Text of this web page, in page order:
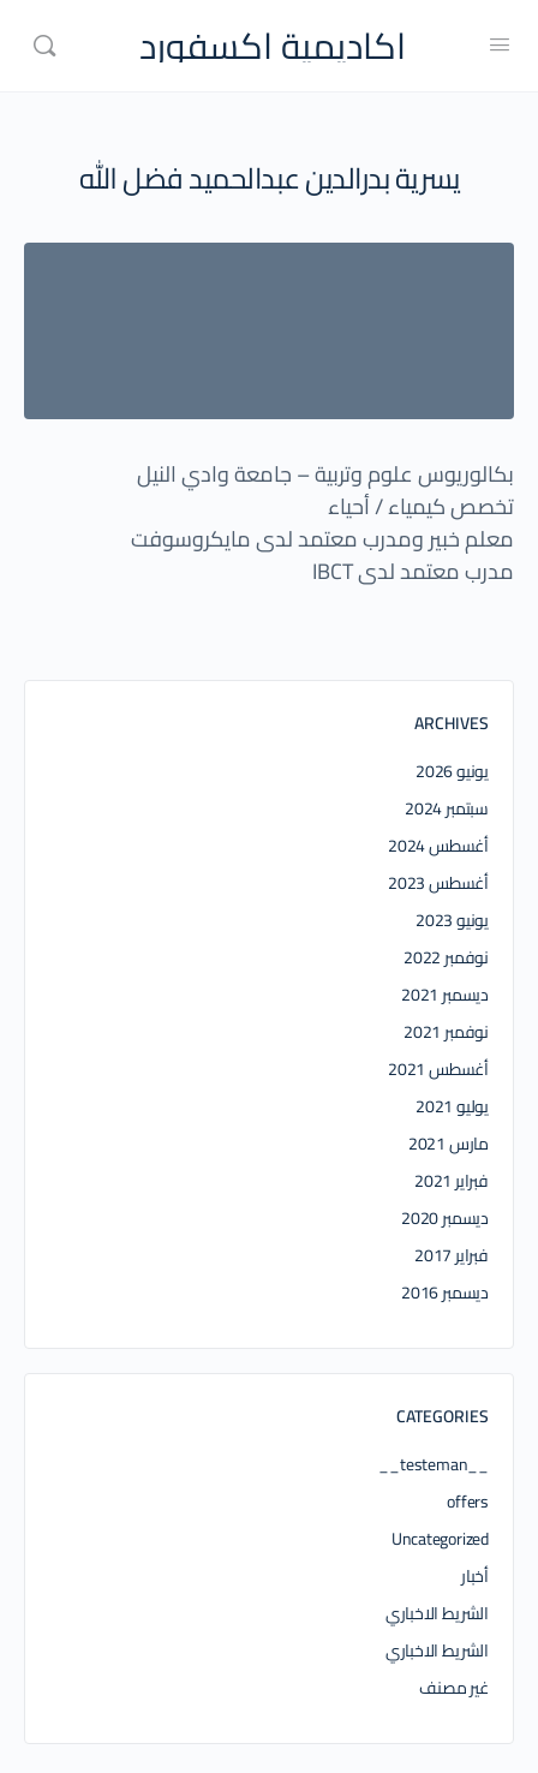
اكاديمية اكسفورد
يسرية بدرالدين عبدالحميد فضل الله
بكالوريوس علوم وتربية – جامعة وادي النيل
تخصص كيمياء / أحياء
معلم خبير ومدرب معتمد لدى مايكروسوفت
مدرب معتمد لدى IBCT
ARCHIVES
يونيو 2026
سبتمبر 2024
أغسطس 2024
أغسطس 2023
يونيو 2023
نوفمبر 2022
ديسمبر 2021
نوفمبر 2021
أغسطس 2021
يوليو 2021
مارس 2021
فبراير 2021
ديسمبر 2020
فبراير 2017
ديسمبر 2016
CATEGORIES
__testeman__
offers
Uncategorized
أخبار
الشريط الاخباري
الشريط الاخباري
غير مصنف